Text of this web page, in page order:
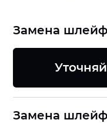
Замена
Замена